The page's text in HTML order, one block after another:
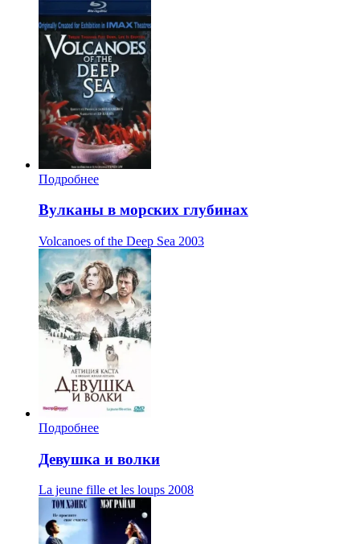
Подробнее
Вулканы в морских глубинах
Volcanoes of the Deep Sea 2003
Подробнее
Девушка и волки
La jeune fille et les loups 2008